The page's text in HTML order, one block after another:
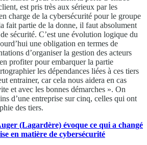
est pris très aux sérieux par les
charge de la cybersécurité pour le groupe
fait partie de la donne, il faut absolument
sécurité. C’est une évolution logique du
une obligation en termes de
d’organiser la gestion des acteurs
profiter pour embarquer la partie
les dépendances liées à ces tiers
entrainer, car cela nous aidera en cas
et avec les bonnes démarches ». On
d’une entreprise sur cinq, celles qui ont
des tiers.
(Lagardère) évoque ce qui a changé
en matière de cybersécurité